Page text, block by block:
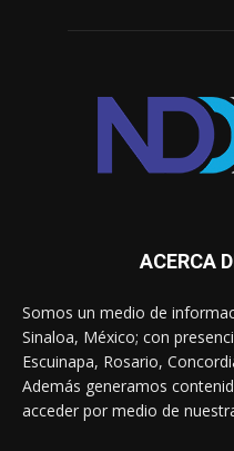
ACERCA
Somos un medio de
Sinaloa, México; con
Escuinapa, Rosario,
Además generamos
acceder por medio de